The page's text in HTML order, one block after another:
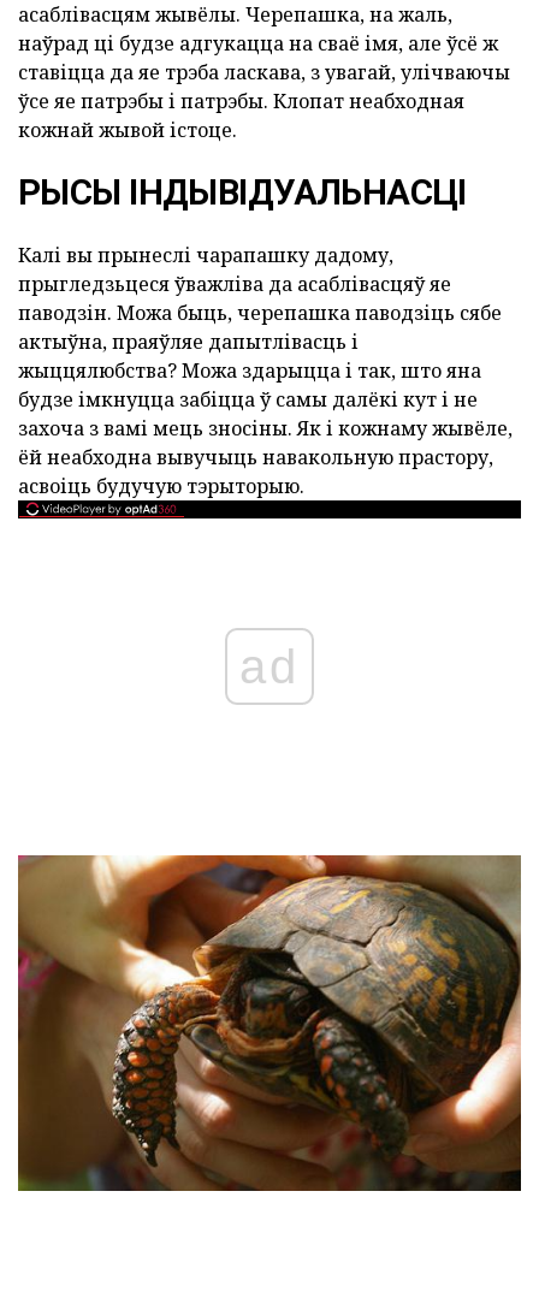
асаблівасцям жывёлы. Черепашка, на жаль,
наўрад ці будзе адгукацца на сваё імя, але ўсё ж
ставіцца да яе трэба ласкава, з увагай, улічваючы
ўсе яе патрэбы і патрэбы. Клопат неабходная
кожнай жывой істоце.
РЫСЫ ІНДЫВІДУАЛЬНАСЦІ
Калі вы прынеслі чарапашку дадому,
прыгледзьцеся ўважліва да асаблівасцяў яе
паводзін. Можа быць, черепашка паводзіць сябе
актыўна, праяўляе дапытлівасць і
жыццялюбства? Можа здарыцца і так, што яна
будзе імкнуцца забіцца ў самы далёкі кут і не
захоча з вамі мець зносіны. Як і кожнаму жывёле,
ёй неабходна вывучыць навакольную прастору,
асвоіць будучую тэрыторыю.
ad